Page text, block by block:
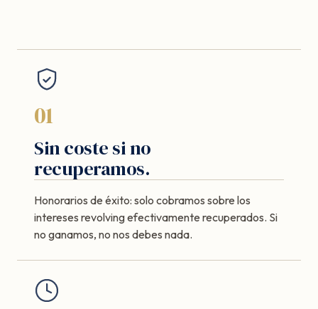
01
Sin coste si no
recuperamos.
Honorarios de éxito: solo cobramos sobre los
intereses revolving efectivamente recuperados. Si
no ganamos, no nos debes nada.